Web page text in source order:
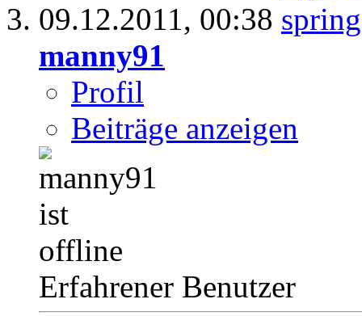
09.12.2011, 00:38
manny91
Profil
Beiträge anzeigen
Erfahrener Benutzer